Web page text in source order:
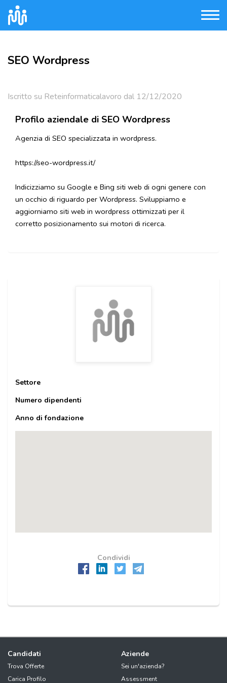
SEO Wordpress
Iscritto su Reteinformaticalavoro dal 12/12/2020
Profilo aziendale di SEO Wordpress
Agenzia di SEO specializzata in wordpress.
https://seo-wordpress.it/
Indicizziamo su Google e Bing siti web di ogni genere con
un occhio di riguardo per Wordpress. Sviluppiamo e
aggiorniamo siti web in wordpress ottimizzati per il
corretto posizionamento sui motori di ricerca.
Settore
Numero dipendenti
Anno di fondazione
Condividi
Candidati
Trova Offerte
Carica Profilo
Aziende
Sei un'azienda?
Assessment